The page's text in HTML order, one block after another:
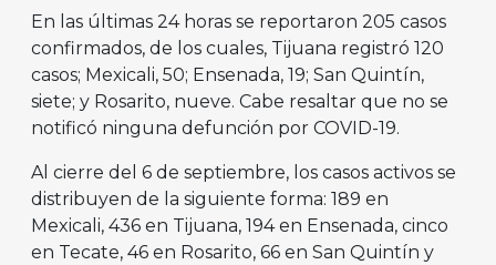
En las últimas 24 horas se reportaron 205 casos
confirmados, de los cuales, Tijuana registró 120
casos; Mexicali, 50; Ensenada, 19; San Quintín,
siete; y Rosarito, nueve. Cabe resaltar que no se
notificó ninguna defunción por COVID-19.
Al cierre del 6 de septiembre, los casos activos se
distribuyen de la siguiente forma: 189 en
Mexicali, 436 en Tijuana, 194 en Ensenada, cinco
en Tecate, 46 en Rosarito, 66 en San Quintín y